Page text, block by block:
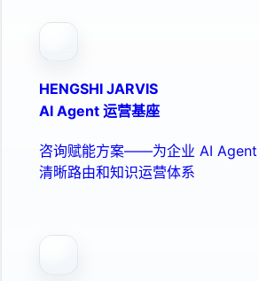
HENGSHI JARVIS
AI Agent 运营基座
咨询赋能方案——为企业 AI Agent
清晰路由和知识运营体系